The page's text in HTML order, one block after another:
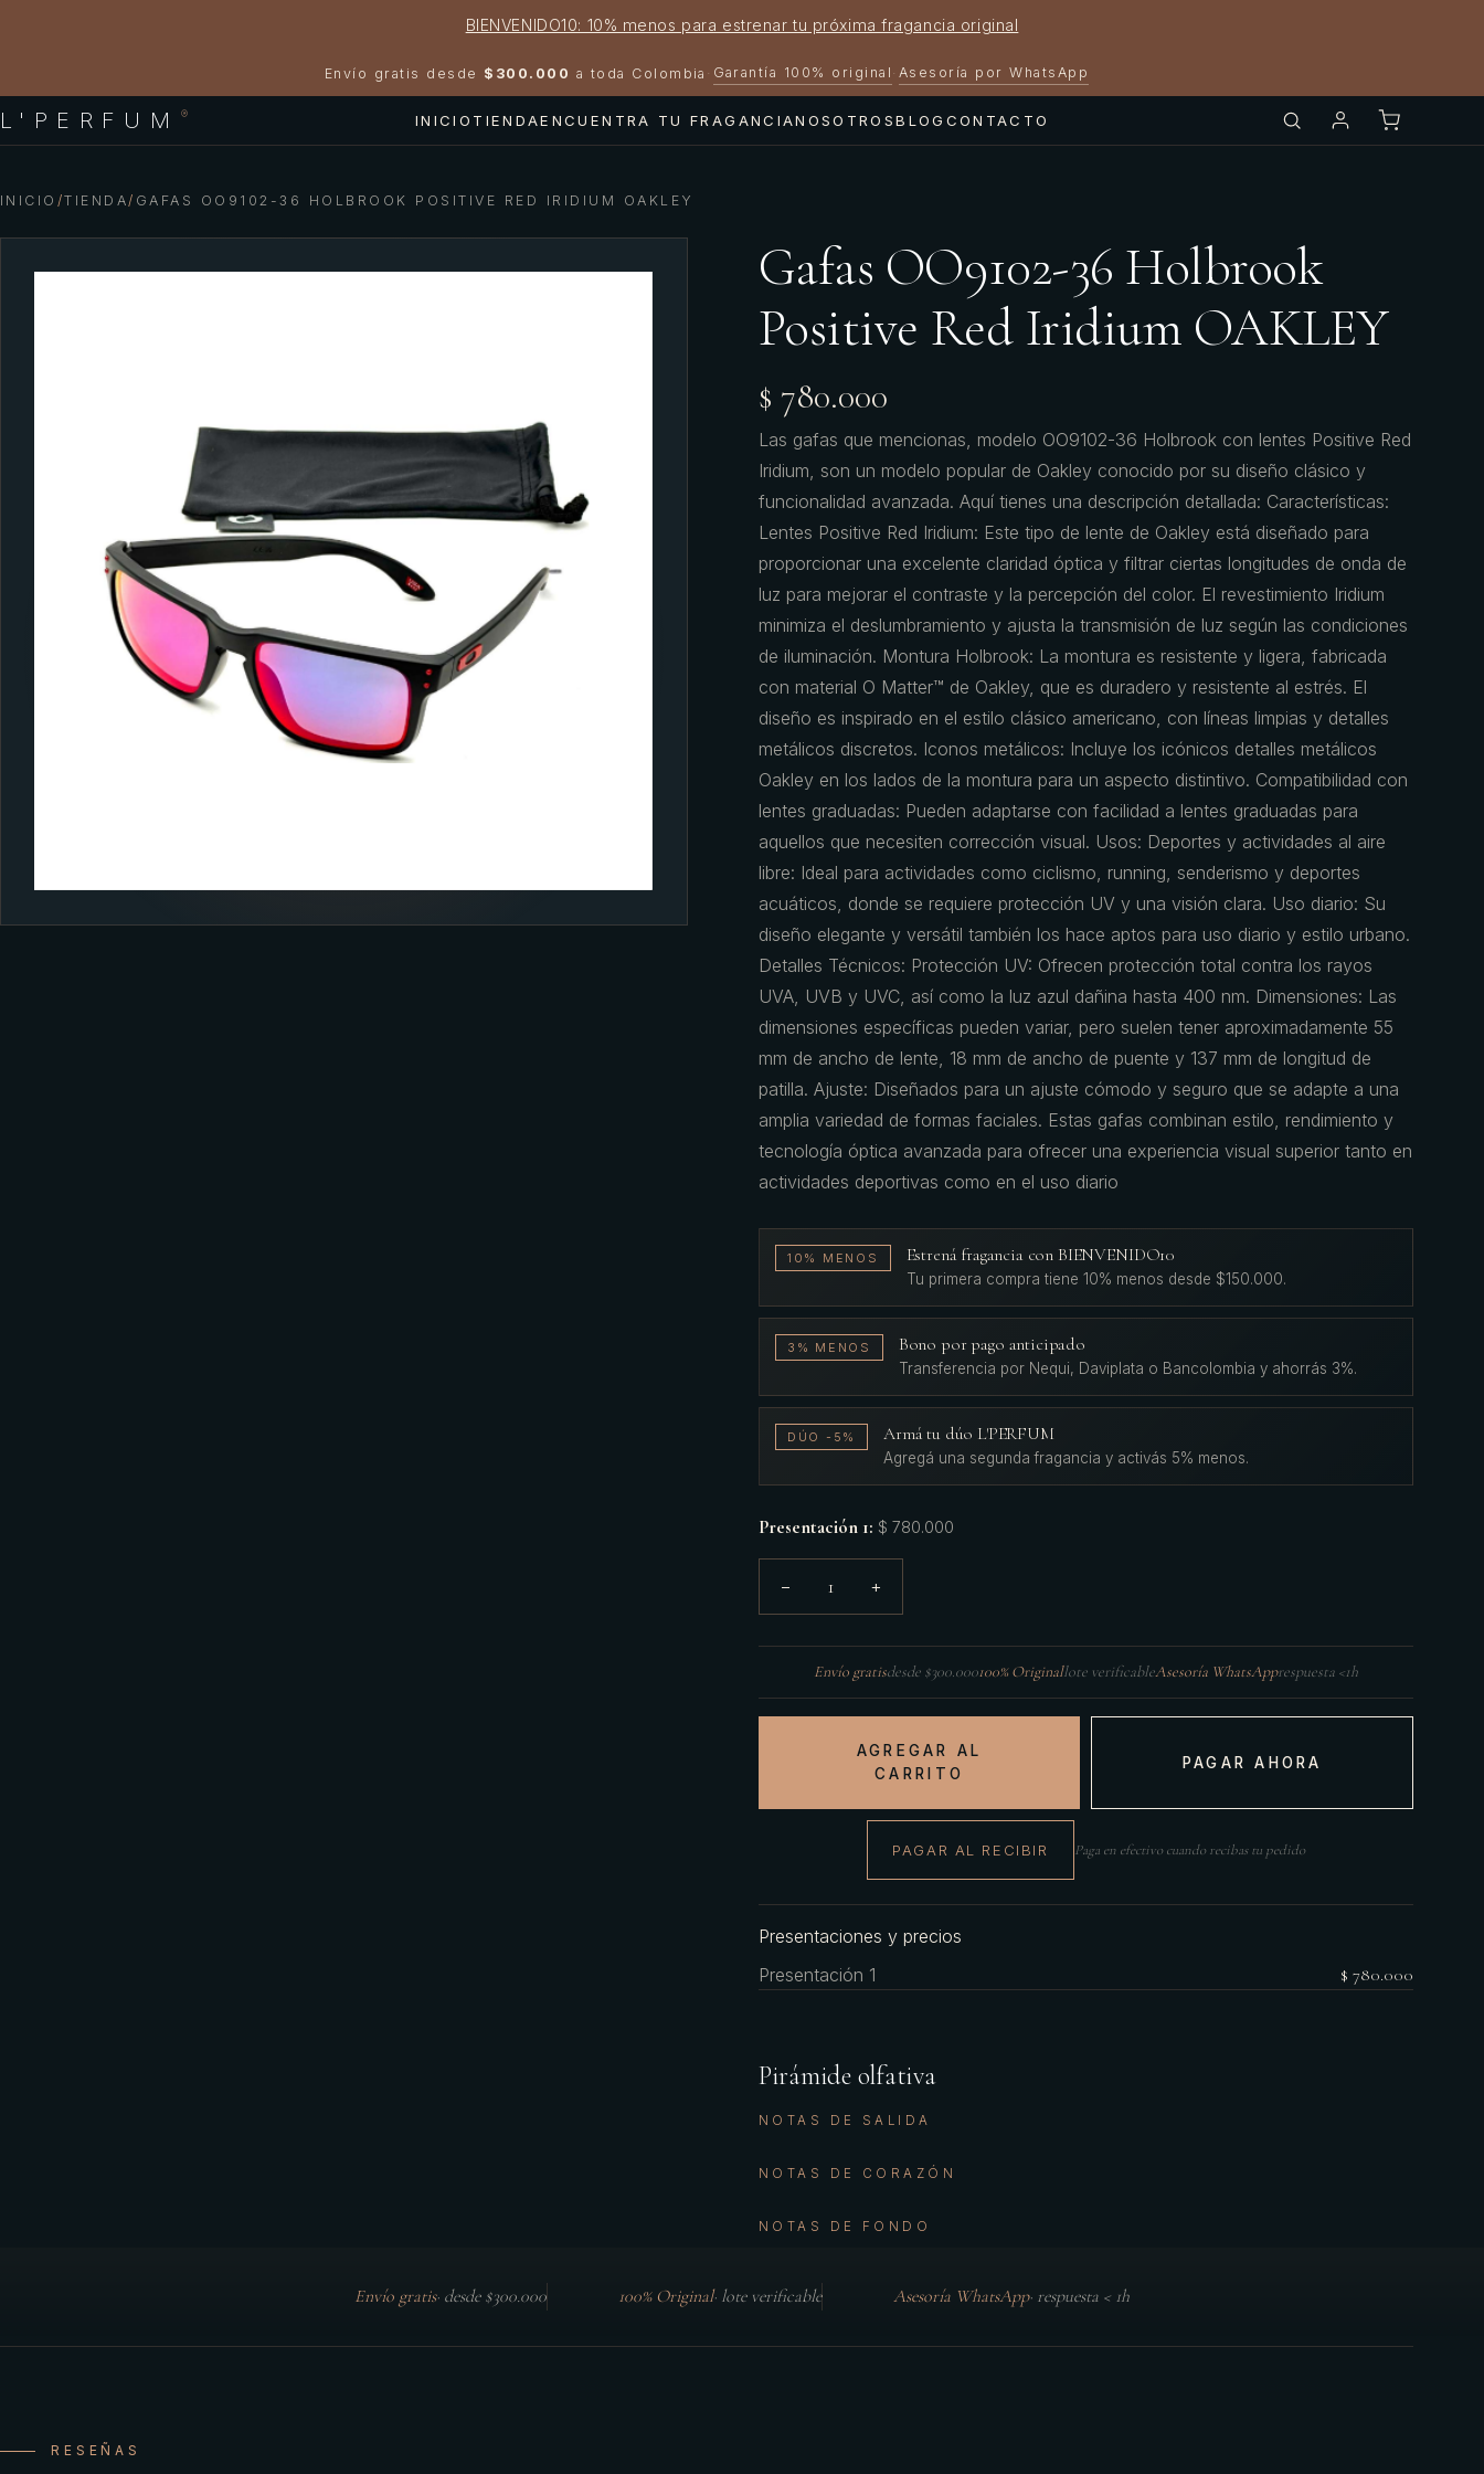
BIENVENIDO10: 10% menos para estrenar tu próxima fragancia original
Envío gratis desde $300.000 a toda Colombia · Garantía 100% original · Asesoría por WhatsApp
L'PERFUM ® INICIO TIENDAENCUENTRA TU FRAGANCIANOSOTROSBLOG CONTACTO
INICIO /TIENDA/ GAFAS OO9102-36 HOLBROOK POSITIVE RED IRIDIUM OAKLEY
Gafas OO9102-36 Holbrook
Positive Red Iridium OAKLEY
$ 780.000
Las gafas que mencionas, modelo OO9102-36 Holbrook con lentes Positive Red
Iridium, son un modelo popular de Oakley conocido por su diseño clásico y
funcionalidad avanzada. Aquí tienes una descripción detallada: Características:
Lentes Positive Red Iridium: Este tipo de lente de Oakley está diseñado para
proporcionar una excelente claridad óptica y filtrar ciertas longitudes de onda de
luz para mejorar el contraste y la percepción del color. El revestimiento Iridium
minimiza el deslumbramiento y ajusta la transmisión de luz según las condiciones
de iluminación. Montura Holbrook: La montura es resistente y ligera, fabricada
con material O Matter™ de Oakley, que es duradero y resistente al estrés. El
diseño es inspirado en el estilo clásico americano, con líneas limpias y detalles
metálicos discretos. Iconos metálicos: Incluye los icónicos detalles metálicos
Oakley en los lados de la montura para un aspecto distintivo. Compatibilidad con
lentes graduadas: Pueden adaptarse con facilidad a lentes graduadas para
aquellos que necesiten corrección visual. Usos: Deportes y actividades al aire
libre: Ideal para actividades como ciclismo, running, senderismo y deportes
acuáticos, donde se requiere protección UV y una visión clara. Uso diario: Su
diseño elegante y versátil también los hace aptos para uso diario y estilo urbano.
Detalles Técnicos: Protección UV: Ofrecen protección total contra los rayos
UVA, UVB y UVC, así como la luz azul dañina hasta 400 nm. Dimensiones: Las
dimensiones específicas pueden variar, pero suelen tener aproximadamente 55
mm de ancho de lente, 18 mm de ancho de puente y 137 mm de longitud de
patilla. Ajuste: Diseñados para un ajuste cómodo y seguro que se adapte a una
amplia variedad de formas faciales. Estas gafas combinan estilo, rendimiento y
tecnología óptica avanzada para ofrecer una experiencia visual superior tanto en
actividades deportivas como en el uso diario
10% MENOS Estrená fragancia con BIENVENIDO10
Tu primera compra tiene 10% menos desde $150.000.
3% MENOS Bono por pago anticipado
Transferencia por Nequi, Daviplata o Bancolombia y ahorrás 3%.
DÚO -5% Armá tu dúo L'PERFUM
Agregá una segunda fragancia y activás 5% menos.
Presentación 1: $ 780.000
− 1 +
Envío gratisdesde $300.000100% Originallote verificableAsesoría WhatsApprespuesta <1h
AGREGAR AL
CARRITO
PAGAR AHORA
PAGAR AL RECIBIR Paga en efectivo cuando recibas tu pedido
Presentaciones y precios
Presentación 1
$ 780.000
Pirámide olfativa
NOTAS DE SALIDA
NOTAS DE CORAZÓN
NOTAS DE FONDO
Envío gratis· desde $300.000 100% Original· lote verificable Asesoría WhatsApp· respuesta < 1h
RESEÑAS